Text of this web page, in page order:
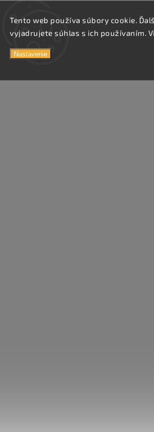
Tento web používa súbory cookie.
vyjadrujete súhlas s ich používaním.
Nastavenie